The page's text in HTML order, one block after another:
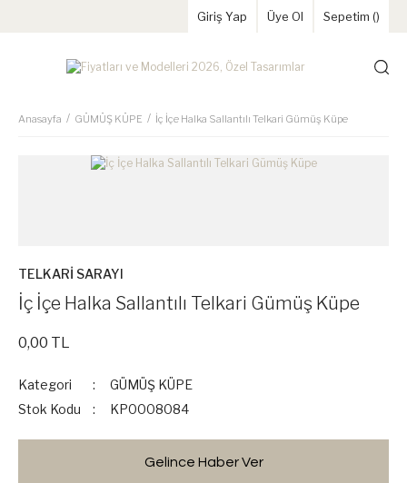
Giriş Yap Üye Ol Sepetim ()
Anasayfa GÜMÜŞ KÜPE İç İçe Halka Sallantılı Telkari Gümüş Küpe
TELKARİ SARAYI
İç İçe Halka Sallantılı Telkari Gümüş Küpe
0,00 TL
Kategori
GÜMÜŞ KÜPE
Stok Kodu
KP0008084
Gelince Haber Ver